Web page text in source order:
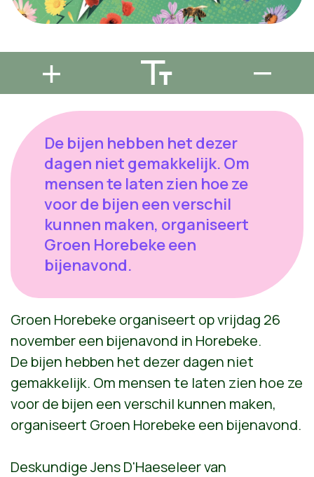
De bijen hebben het dezer
dagen niet gemakkelijk. Om
mensen te laten zien hoe ze
voor de bijen een verschil
kunnen maken, organiseert
Groen Horebeke een
bijenavond.
Groen Horebeke organiseert op vrijdag 26
november een bijenavond in Horebeke.
De bijen hebben het dezer dagen niet
gemakkelijk. Om mensen te laten zien hoe ze
voor de bijen een verschil kunnen maken,
organiseert Groen Horebeke een bijenavond.
Deskundige Jens D'Haeseleer van